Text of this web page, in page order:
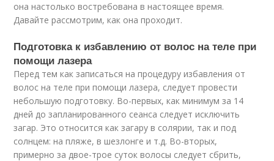
она настолько востребована в настоящее время.
Давайте рассмотрим, как она проходит.
Подготовка к избавлению от волос на теле при
помощи лазера
Перед тем как записаться на процедуру избавления от
волос на теле при помощи лазера, следует провести
небольшую подготовку. Во-первых, как минимум за 14
дней до запланированного сеанса следует исключить
загар. Это относится как загару в солярии, так и под
солнцем: на пляже, в шезлонге и т.д. Во-вторых,
примерно за двое-трое суток волосы следует сбрить,